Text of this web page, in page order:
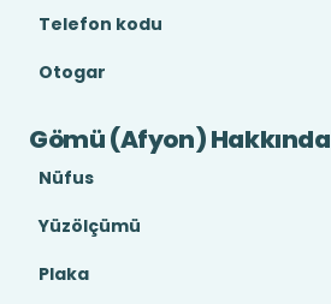
Telefon kodu
Otogar
Gömü (Afyon) Hakkında
Nüfus
Yüzölçümü
Plaka